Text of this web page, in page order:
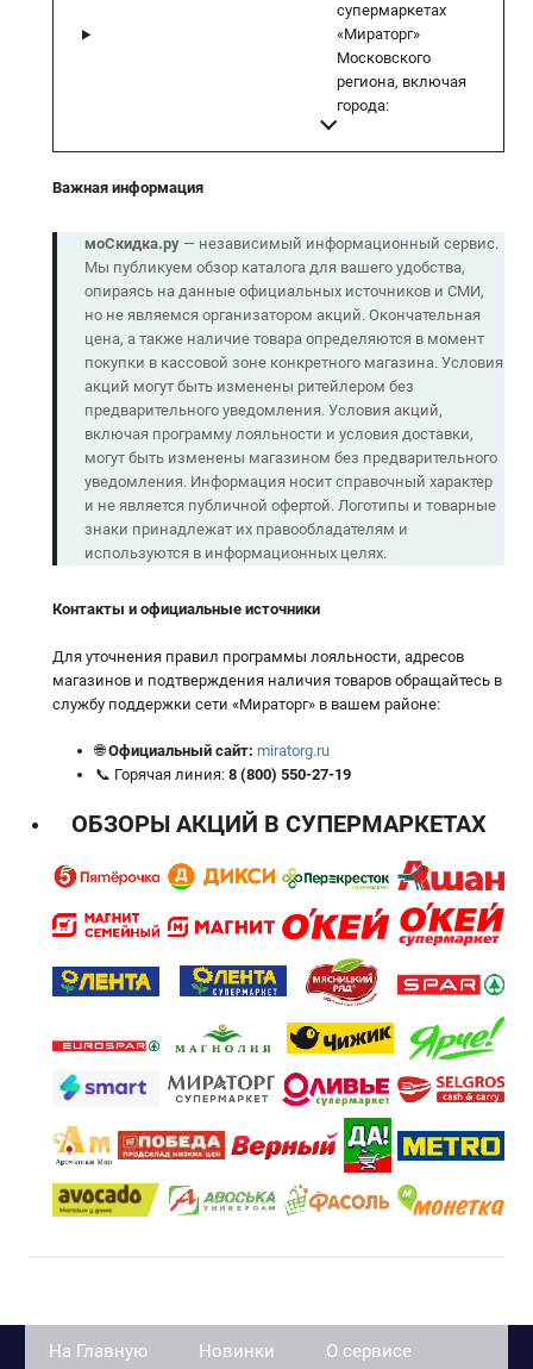
супермаркетах
«Мираторг»
Московского
региона, включая
города:
Важная информация
моСкидка.ру— независимый информационный сервис.
Мы публикуем обзор каталога для вашего удобства,
опираясь на данные официальных источников и СМИ,
но не являемся организатором акций. Окончательная
цена, а также наличие товара определяются в момент
покупки в кассовой зоне конкретного магазина. Условия
акций могут быть изменены ритейлером без
предварительного уведомления. Условия акций,
включая программу лояльности и условия доставки,
могут быть изменены магазином без предварительного
уведомления. Информация носит справочный характер
и не является публичной офертой. Логотипы и товарные
знаки принадлежат их правообладателям и
используются в информационных целях.
Контакты и официальные источники
Для уточнения правил программы лояльности, адресов
магазинов и подтверждения наличия товаров обращайтесь в
службу поддержки сети «Мираторг» в вашем районе:
🌐Официальный сайт: miratorg.ru
📞 Горячая линия: 8 (800) 550-27-19
ОБЗОРЫ АКЦИЙ В СУПЕРМАРКЕТАХ
На Главную Новинки О сервисе